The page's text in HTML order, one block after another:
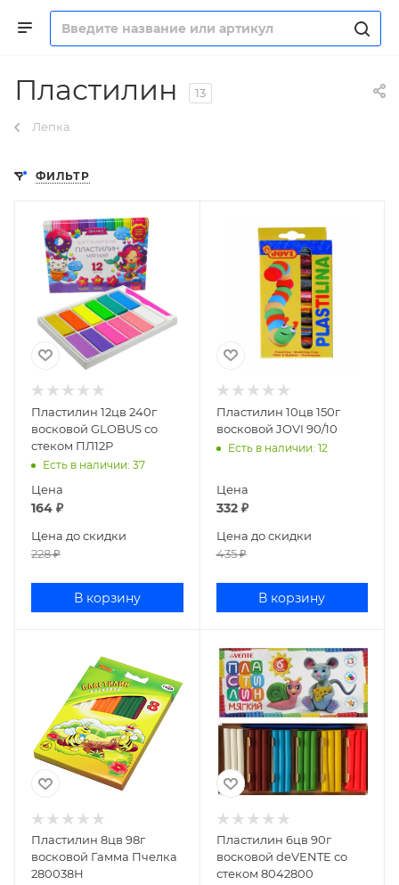
Пластилин 13
Лепка
ФИЛЬТР
Пластилин 12цв 240г
восковой GLOBUS со
стеком ПЛ12Р
Есть в наличии: 37
Цена
164 ₽
Цена до скидки
228₽
В корзину
Пластилин 10цв 150г
восковой JOVI 90/10
Есть в наличии: 12
Цена
332₽
Цена до скидки
435₽
В корзину
Пластилин 8цв 98г
восковой Гамма Пчелка
280038Н
Пластилин 6цв 90г
восковой deVENTE со
стеком 8042800